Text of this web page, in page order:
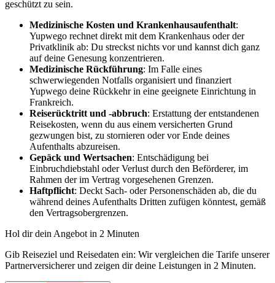
geschützt zu sein.
Medizinische Kosten und Krankenhausaufenthalt:
Yupwego rechnet direkt mit dem Krankenhaus oder der
Privatklinik ab: Du streckst nichts vor und kannst dich ganz
auf deine Genesung konzentrieren.
Medizinische Rückführung: Im Falle eines
schwerwiegenden Notfalls organisiert und finanziert
Yupwego deine Rückkehr in eine geeignete Einrichtung in
Frankreich.
Reiserücktritt und -abbruch: Erstattung der entstandenen
Reisekosten, wenn du aus einem versicherten Grund
gezwungen bist, zu stornieren oder vor Ende deines
Aufenthalts abzureisen.
Gepäck und Wertsachen: Entschädigung bei
Einbruchdiebstahl oder Verlust durch den Beförderer, im
Rahmen der im Vertrag vorgesehenen Grenzen.
Haftpflicht: Deckt Sach- oder Personenschäden ab, die du
während deines Aufenthalts Dritten zufügen könntest, gemäß
den Vertragsobergrenzen.
Hol dir dein Angebot in 2 Minuten
Gib Reiseziel und Reisedaten ein: Wir vergleichen die Tarife unserer
Partnerversicherer und zeigen dir deine Leistungen in 2 Minuten.